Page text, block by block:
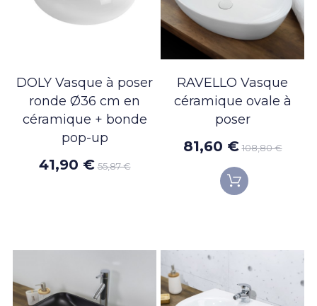
DOLY Vasque à poser
ronde Ø36 cm en
céramique + bonde
pop-up
41,90 € 55,87 €
RAVELLO Vasque
céramique ovale à
poser
81,60 € 108,80 €